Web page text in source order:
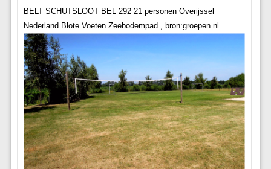
BELT SCHUTSLOOT BEL 292 21 personen Overijssel
Nederland Blote Voeten Zeebodempad , bron:groepen.nl